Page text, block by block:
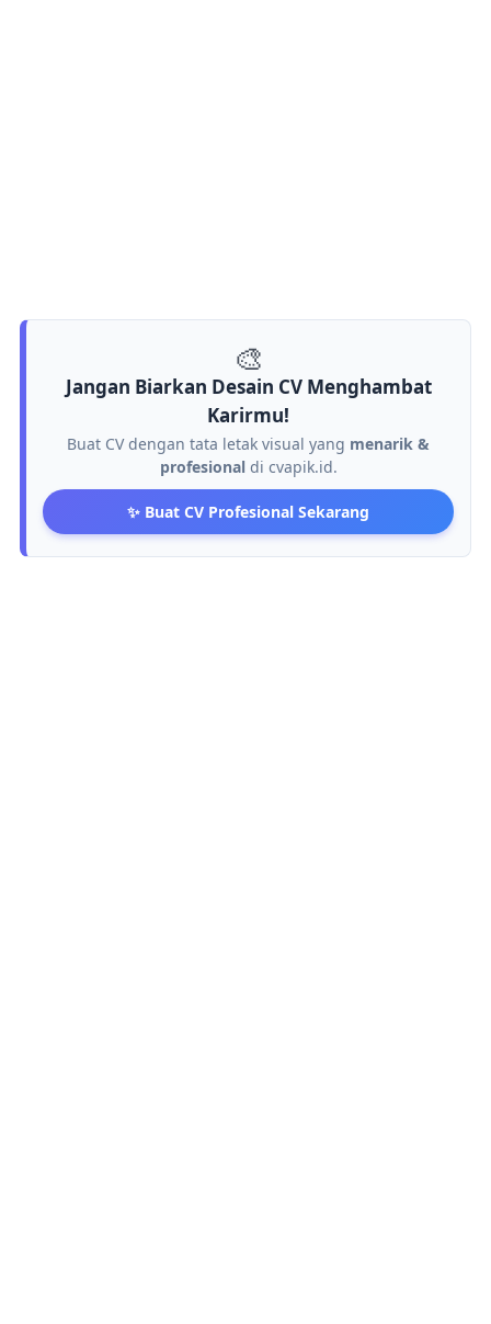
🎨
Jangan Biarkan Desain CV Menghambat
Karirmu!
Buat CV dengan tata letak visual yang menarik &
profesionaldi cvapik.id.
✨ Buat CV Profesional Sekarang